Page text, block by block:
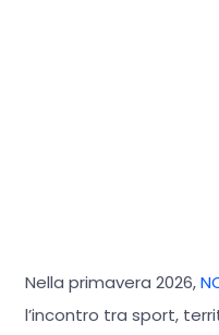
Nella primavera 2026,
l’incontro tra sport,